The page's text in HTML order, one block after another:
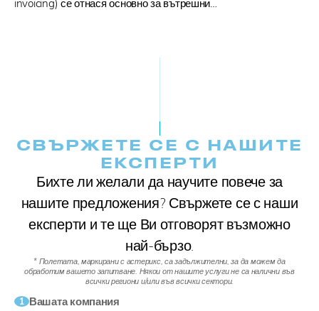
invoicing) се отнася основно за вътрешни…
СВЪРЖЕТЕ СЕ С НАШИТЕ
ЕКСПЕРТИ
Бихте ли желали да научите повече за
нашите предложения? Свържете се с наши
експерти и те ще Ви отговорят възможно
най-бързо.
* Полетата, маркирани с астерикс, са задължителни, за да можем да
обработим вашето запитване. Някои от нашите услуги не са налични във
всички региони и/или във всички сектори.
1 Вашата компания